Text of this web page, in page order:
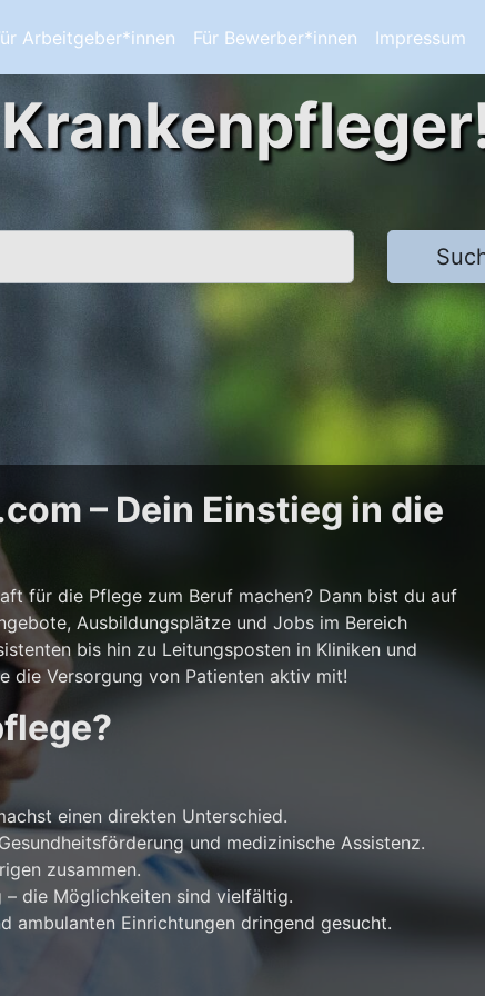
Arbeitgeber*innen Für Bewerber*innen Impressum
– Dein Einstieg in die
für die Pflege zum Beruf machen? Dann bist du auf
Ausbildungsplätze und Jobs im Bereich
bis hin zu Leitungsposten in Kliniken und
die Versorgung von Patienten aktiv mit!
einen direkten Unterschied.
und medizinische Assistenz.
zusammen.
die Möglichkeiten sind vielfältig.
ambulanten Einrichtungen dringend gesucht.